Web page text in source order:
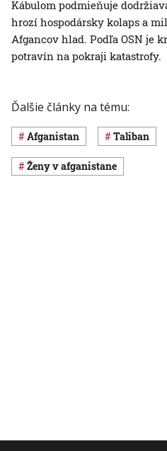
Kábulom podmieňuje
hrozí hospodársky kolaps a
Afgancov hlad. Podľa OSN je
potravín na pokraji katastrofy.
Ďalšie články na tému:
Afganistan Taliban
ženy v afganistane